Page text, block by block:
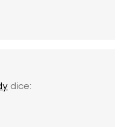
dice: